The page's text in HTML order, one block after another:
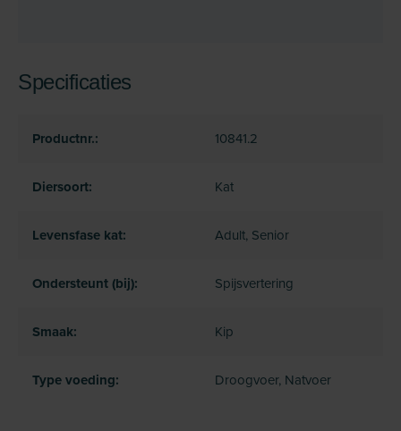
Specificaties
Productnr.: 10841.2
Diersoort: Kat
Levensfase kat: Adult, Senior
Ondersteunt (bij): Spijsvertering
Smaak: Kip
Type voeding: Droogvoer, Natvoer